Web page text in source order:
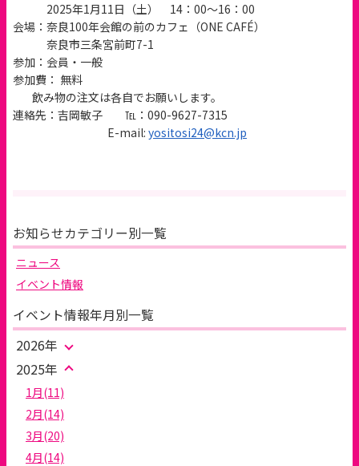
2025年1月11日（土） 14：00～16：00
会場：奈良100年会館の前のカフェ（ONE CAFÉ）
奈良市三条宮前町7-1
参加：会員・一般
参加費： 無料
飲み物の注文は各自でお願いします。
連絡先：吉岡敏子 ℡：090-9627-7315
E-mail: yositosi24@kcn.jp
お知らせカテゴリー別一覧
ニュース
イベント情報
イベント情報年月別一覧
2026年
2025年
1月(11)
2月(14)
3月(20)
4月(14)